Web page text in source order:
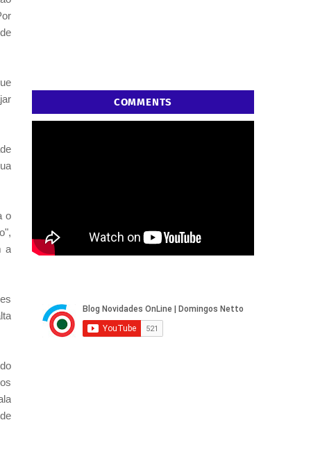
o
a
COMMENTS